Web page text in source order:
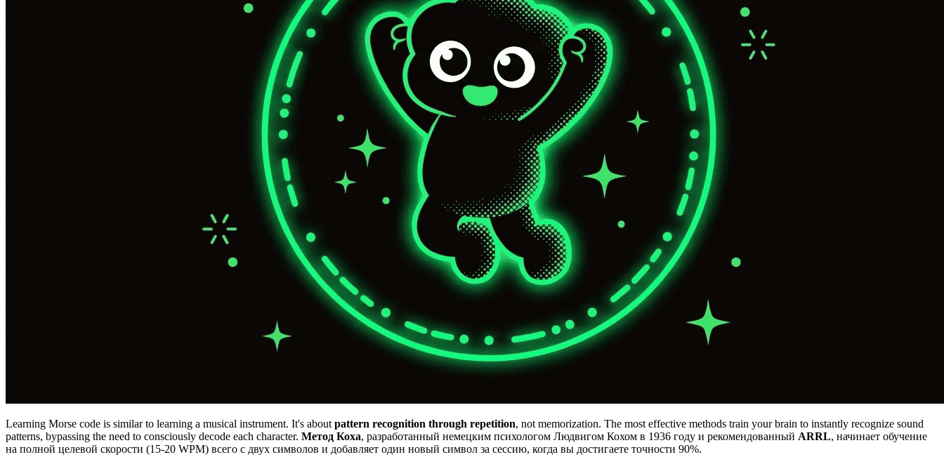
Learning Morse code is similar to learning a musical instrument. It's about pattern recognition through repetition, not memorization. The most effective methods train your brain to instantly recognize sound
patterns, bypassing the need to consciously decode each character. Метод Коха, разработанный немецким психологом Людвигом Кохом в 1936 году и рекомендованный ARRL, начинает обучение
на полной целевой скорости (15-20 WPM) всего с двух символов и добавляет один новый символ за сессию, когда вы достигаете точности 90%.